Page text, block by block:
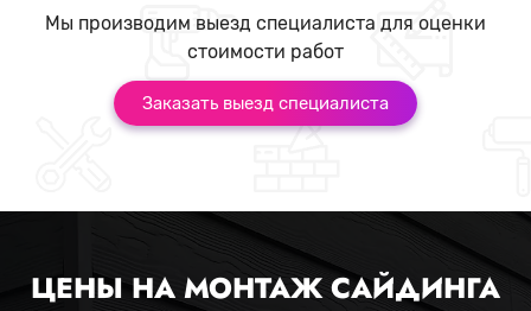
Мы производим выезд специалиста для оценки
стоимости работ
Заказать выезд специалиста
ЦЕНЫ НА МОНТАЖ САЙДИНГА